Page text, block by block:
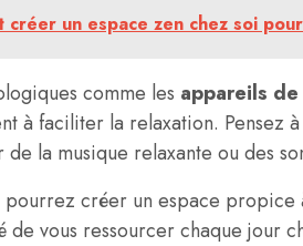
créer un espace zen chez soi
comme les appareils de
à faciliter la relaxation. Pensez
la musique relaxante ou des
pourrez créer un espace
vous ressourcer chaque jour